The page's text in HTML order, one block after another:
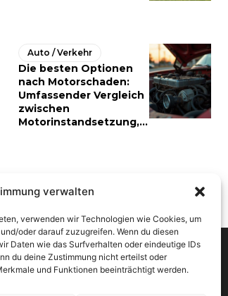
verwalten
verwenden wir Technologien wie Cookies, um
oder darauf zuzugreifen. Wenn du diesen
Daten wie das Surfverhalten oder eindeutige IDs
du deine Zustimmung nicht erteilst oder
und Funktionen beeinträchtigt werden.
Auto / Verkehr
Die besten Optionen
nach Motorschaden:
Umfassender Vergleich
zwischen
Motorinstandsetzung,...